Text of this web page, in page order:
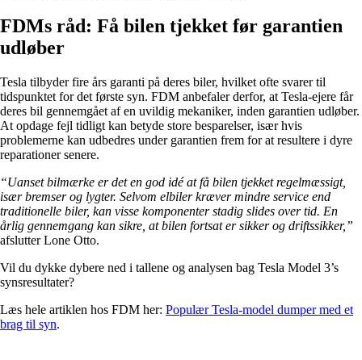
FDMs råd: Få bilen tjekket før garantien
udløber
Tesla tilbyder fire års garanti på deres biler, hvilket ofte svarer til
tidspunktet for det første syn. FDM anbefaler derfor, at Tesla-ejere får
deres bil gennemgået af en uvildig mekaniker, inden garantien udløber.
At opdage fejl tidligt kan betyde store besparelser, især hvis
problemerne kan udbedres under garantien frem for at resultere i dyre
reparationer senere.
“Uanset bilmærke er det en god idé at få bilen tjekket regelmæssigt,
især bremser og lygter. Selvom elbiler kræver mindre service end
traditionelle biler, kan visse komponenter stadig slides over tid. En
årlig gennemgang kan sikre, at bilen fortsat er sikker og driftssikker,”
afslutter Lone Otto.
Vil du dykke dybere ned i tallene og analysen bag Tesla Model 3’s
synsresultater?
Læs hele artiklen hos FDM her: Populær Tesla-model dumper med et
brag til syn.